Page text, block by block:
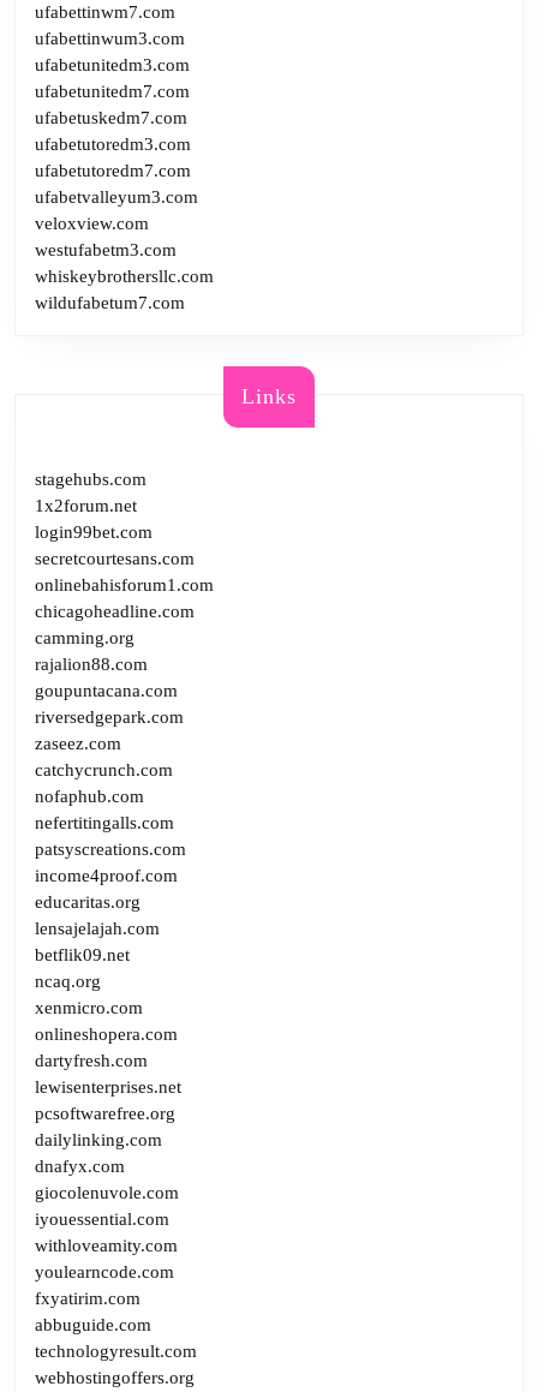
ufabettinwm7.com
ufabettinwum3.com
ufabetunitedm3.com
ufabetunitedm7.com
ufabetuskedm7.com
ufabetutoredm3.com
ufabetutoredm7.com
ufabetvalleyum3.com
veloxview.com
westufabetm3.com
whiskeybrothersllc.com
wildufabetum7.com
Links
stagehubs.com
1x2forum.net
login99bet.com
secretcourtesans.com
onlinebahisforum1.com
chicagoheadline.com
camming.org
rajalion88.com
goupuntacana.com
riversedgepark.com
zaseez.com
catchycrunch.com
nofaphub.com
nefertitingalls.com
patsyscreations.com
income4proof.com
educaritas.org
lensajelajah.com
betflik09.net
ncaq.org
xenmicro.com
onlineshopera.com
dartyfresh.com
lewisenterprises.net
pcsoftwarefree.org
dailylinking.com
dnafyx.com
giocolenuvole.com
iyouessential.com
withloveamity.com
youlearncode.com
fxyatirim.com
abbuguide.com
technologyresult.com
webhostingoffers.org